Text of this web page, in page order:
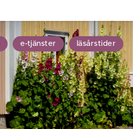
e-tjänster läsårstider